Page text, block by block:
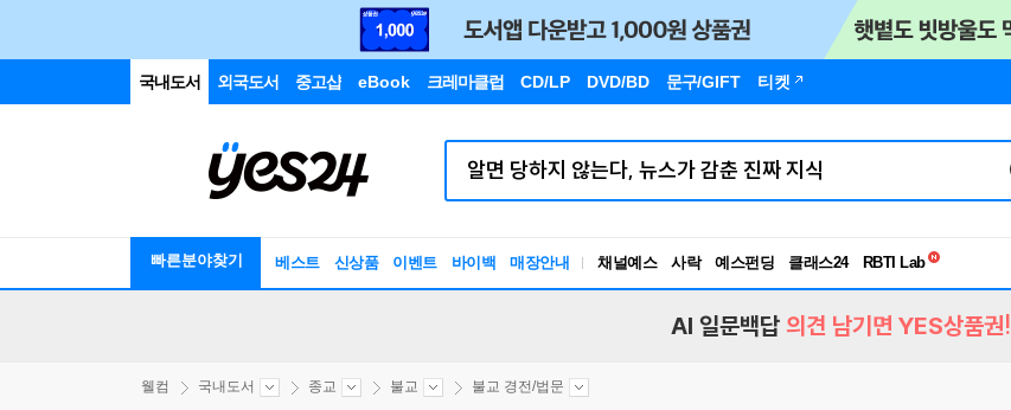
국내도서 외국도서 중고샵 eBook 크레마클럽 CD/LP DVD/BD 문구/GIFT 티켓
빠른분야찾기 베스트 신상품 이벤트 바이백 매장안내 채널예스 사락 예스펀딩 클래스24
독서유형검사
AI 일문백답 의견 남기면 YES상품권!
웰컴 국내도서 종교 불교 불교 경전/법문